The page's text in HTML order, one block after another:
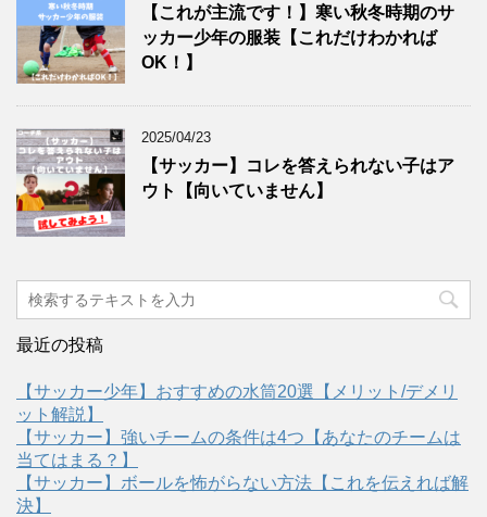
【これが主流です！】寒い秋冬時期のサ
ッカー少年の服装【これだけわかれば
OK！】
2025/04/23
【サッカー】コレを答えられない子はア
ウト【向いていません】
最近の投稿
【サッカー少年】おすすめの水筒20選【メリット/デメリ
ット解説】
【サッカー】強いチームの条件は4つ【あなたのチームは
当てはまる？】
【サッカー】ボールを怖がらない方法【これを伝えれば解
決】